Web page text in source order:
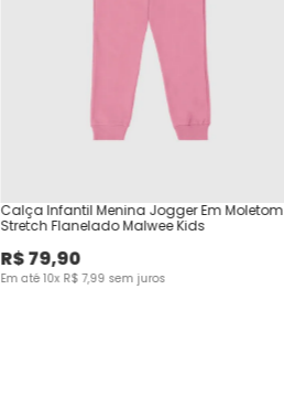
Calça Infantil Menina Jogger Em Moletom
Stretch Flanelado Malwee Kids
R$79,90
Em até10x R$ 7,99 sem juros